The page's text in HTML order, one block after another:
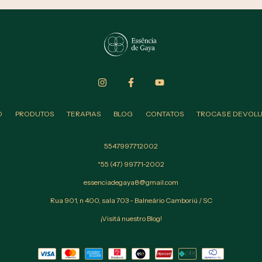
PRODUTOS TERAPIAS BLOG CONTATOS TROCAS E
5547997712002
*55 (47) 99771-2002
essenciadegaya8@gmail.com
Rua 901, n 400, sala 703 - Balneário Camboriú / SC
¡Visitá nuestro Blog!